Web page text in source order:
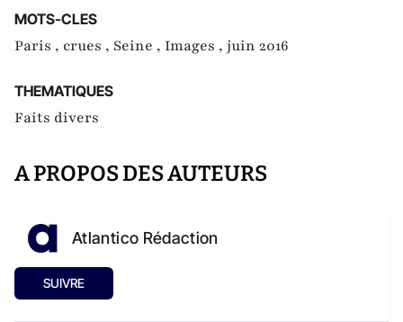
MOTS-CLES
Paris , crues , Seine , Images , juin 2016
THEMATIQUES
Faits divers
A PROPOS DES AUTEURS
Atlantico Rédaction
SUIVRE